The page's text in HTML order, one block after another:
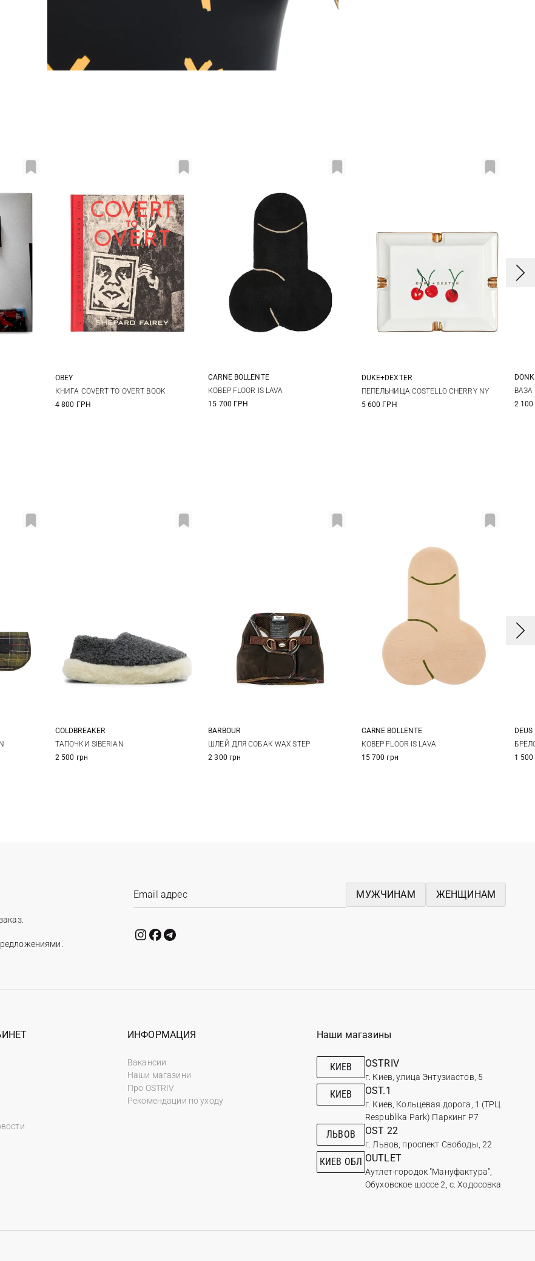
One Size
OBEY
КНИГА COVERT TO OVERT BOOK
4 800 ГРН
One Size
CARNE BOLLENTE
КОВЕР FLOOR IS LAVA
15 700 ГРН
One Size
DUKE+DEXTER
ПЕПЕЛЬНИЦА COSTELLO CHERRY NY
5 600 ГРН
ВАЗА
2
39/40 41/42
COLDBREAKER
ТАПОЧКИ SIBERIAN
2 500 грн
S M L
BARBOUR
ШЛЕЙ ДЛЯ СОБАК WAX STEP
2 300 грн
One Size
CARNE BOLLENTE
КОВЕР FLOOR IS LAVA
15 700 грн
1 500
МУЖЧИНАМ ЖЕНЩИНАМ
ИНФОРМАЦИЯ
Вакансии
Наши магазини
Про OSTRIV
Рекомендации по уходу
Наши магазины
КИЕВ OSTRIV
г. Киев, улица Энтузиастов, 5
КИЕВ OST.1
г. Киев, Кольцевая дорога, 1 (ТРЦ
Respublika Park) Паркинг Р7
ЛЬВОВ OST 22
г. Львов, проспект Свободы, 22
КИЕВ ОБЛ OUTLET
Аутлет-городок "Мануфактура",
Обуховское шоссе 2, с. Ходосовка